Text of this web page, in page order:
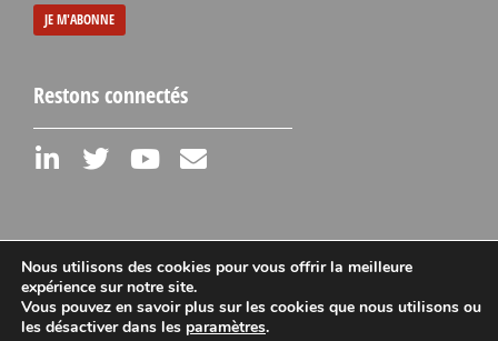
JE M'ABONNE
Restons connectés
Mentions légales
Nous utilisons des cookies pour vous offrir la meilleure
expérience sur notre site.
Vous pouvez en savoir plus sur les cookies que nous utilisons ou
les désactiver dans les paramètres.